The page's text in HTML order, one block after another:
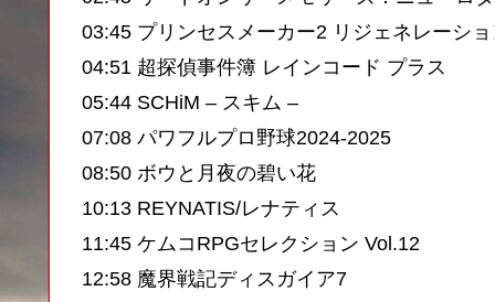
03:45 プリンセスメーカー2 リジェネレーショ
04:51 超探偵事件簿 レインコード プラス
05:44 SCHiM – スキム –
07:08 パワフルプロ野球2024-2025
08:50 ボウと月夜の碧い花
10:13 REYNATIS/レナティス
11:45 ケムコRPGセレクション Vol.12
12:58 魔界戦記ディスガイア7